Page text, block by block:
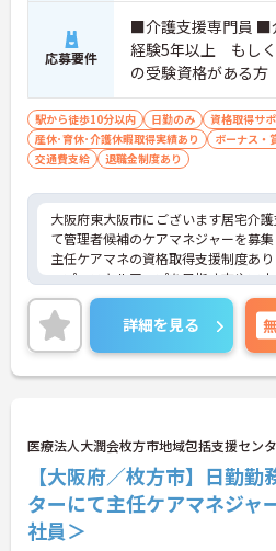
応募要件
■介護支援専門員 ■
経験5年以上 もし
の受験資格がある方
であれば尚可
駅から徒歩10分以内 日勤のみ 資格取得サ
産休･育休･介護休暇取得実績あり
ボーナス・
交通費支給
退職金制度あり
大阪府東大阪市にございます居宅介
て管理者候補のケアマネジャーを募集
主任ケアマネの資格取得支援制度あ
ップ・スキルアップを目指す方やマ
味がある方にオススメの求人◎
ご興味ある方には、面接対策ポイント
詳細をお話しいたしますのでお気軽
い。
詳細を見る
医療法人大潤会枚方市地域包括支援セン
【大阪府／枚方市】日勤
ターにて主任ケアマネジ
社員＞